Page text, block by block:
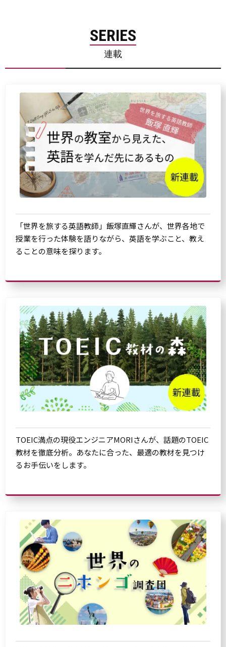
SERIES
連載
「世界を旅する英語教師」飯塚直輝さんが、世界各地で
授業を行った体験を語りながら、英語を学ぶこと、教え
ることの意味を探ります。
TOEIC満点の現役エンジニアMORIさんが、話題のTOEIC
教材を徹底分析。あなたに合った、最適の教材を見つけ
るお手伝いをします。